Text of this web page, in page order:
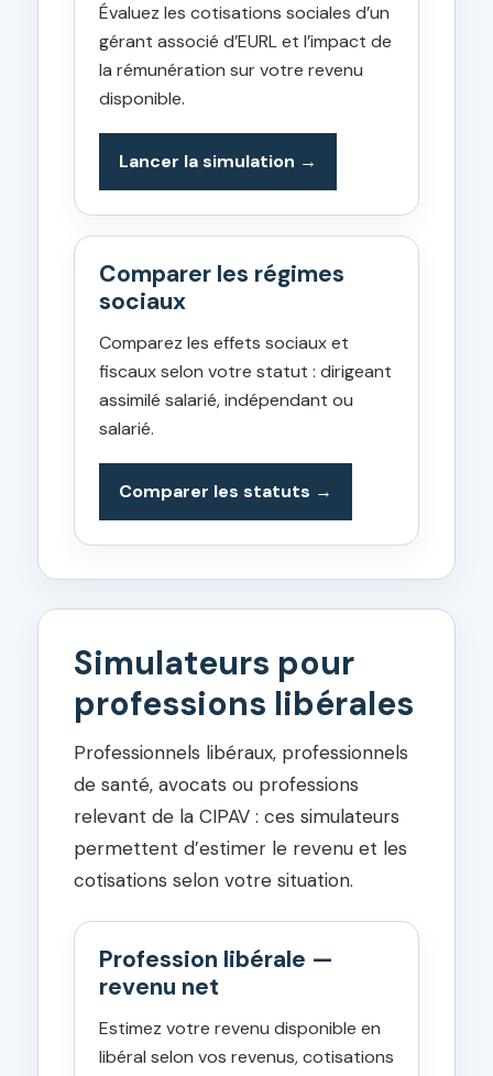
Évaluez les cotisations sociales d’un
gérant associé d’EURL et l’impact de
la rémunération sur votre revenu
disponible.
Lancer la simulation
Comparer les régimes
sociaux
Comparez les effets sociaux et
fiscaux selon votre statut : dirigeant
assimilé salarié, indépendant ou
salarié.
Comparer les statuts
Simulateurs pour
professions libérales
Professionnels libéraux, professionnels
de santé, avocats ou professions
relevant de la CIPAV : ces simulateurs
permettent d’estimer le revenu et les
cotisations selon votre situation.
Profession libérale —
revenu net
Estimez votre revenu disponible en
libéral selon vos revenus, cotisations